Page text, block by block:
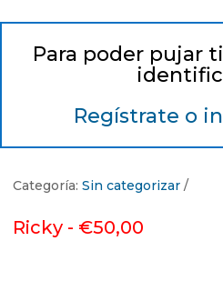
Para poder pujar
Regístrate o
Categoría: Sin categorizar
Ricky - €50,00